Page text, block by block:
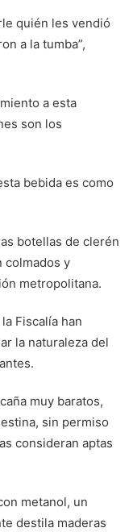
quién les vendió
a la tumba”,
a esta
son los
bebida es como
botellas de clerén
colmados y
metropolitana.
Fiscalía han
la naturaleza del
muy baratos,
sin permiso
consideran aptas
metanol, un
destila maderas